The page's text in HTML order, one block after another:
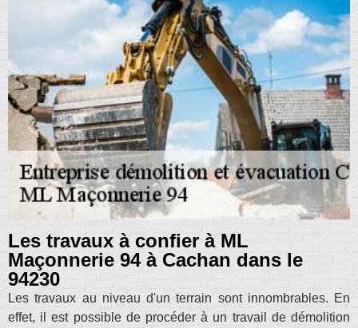
Les travaux à confier à ML
Maçonnerie 94 à Cachan dans le
94230
Les travaux au niveau d'un terrain sont innombrables. En
effet, il est possible de procéder à un travail de démolition